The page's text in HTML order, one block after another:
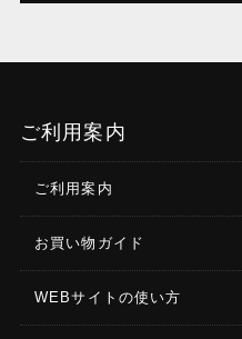
ご利用案内
ご利用案内
お買い物ガイド
WEBサイトの使い方